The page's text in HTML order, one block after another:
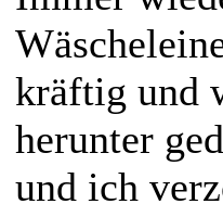
kräftig und
herunter
und ich